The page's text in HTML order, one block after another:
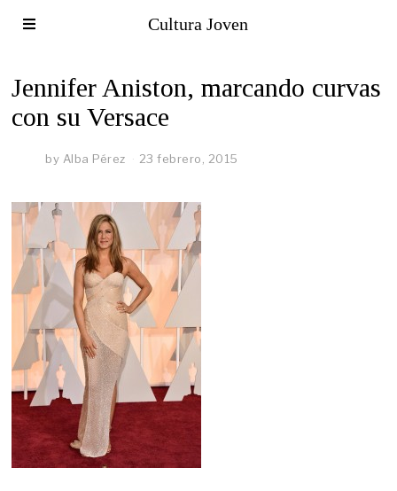
Cultura Joven
Jennifer Aniston, marcando curvas
con su Versace
by Alba Pérez 23 febrero, 2015